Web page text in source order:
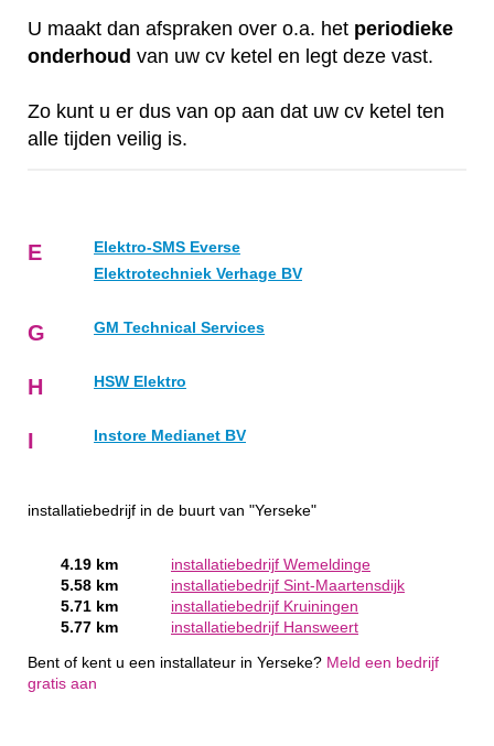
U maakt dan afspraken over o.a. het periodieke
onderhoud van uw cv ketel en legt deze vast.
Zo kunt u er dus van op aan dat uw cv ketel ten
alle tijden veilig is.
E
Elektro-SMS Everse
Elektrotechniek Verhage BV
G GM Technical Services
H HSW Elektro
I Instore Medianet BV
installatiebedrijf in de buurt van "Yerseke"
4.19 km
installatiebedrijf Wemeldinge
5.58 km
installatiebedrijf Sint-Maartensdijk
5.71 km
installatiebedrijf Kruiningen
5.77 km
installatiebedrijf Hansweert
Bent of kent u een installateur in Yerseke? Meld een bedrijf
gratis aan